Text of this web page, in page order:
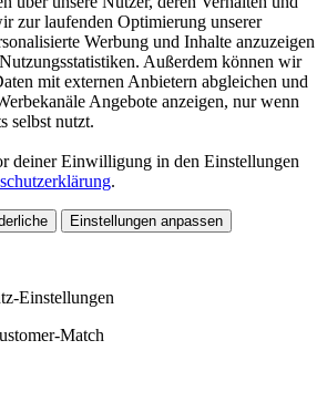
zur laufenden Optimierung unserer
Werbung und Inhalte anzuzeigen
Außerdem können wir
mit externen Anbietern abgleichen und
Angebote anzeigen, nur wenn
selbst nutzt.
deiner Einwilligung in den Einstellungen
.
Einstellungen anpassen
Einstellungen
Match